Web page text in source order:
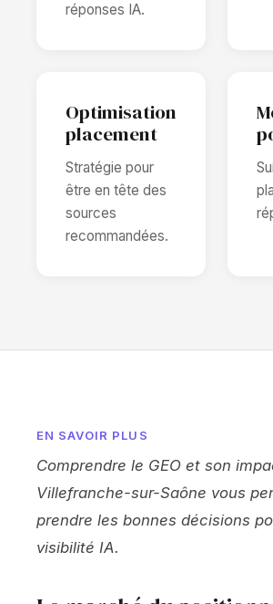
réponses IA.
Optimisation
placement
Stratégie pour
être en tête des
sources
recommandées.
EN SAVOIR PLUS
Comprendre le GEO et son
Villefranche-sur-Saône vous
prendre les bonnes décisions
visibilité IA.